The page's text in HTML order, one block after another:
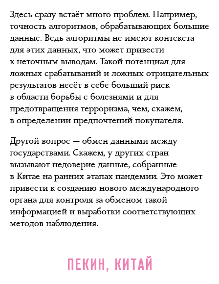
Здесь сразу встаёт много проблем. Например,
точность алгоритмов, обрабатывающих большие
данные. Ведь алгоритмы не имеют контекста
для этих данных, что может привести
к неточным выводам. Такой потенциал для
ложных срабатываний и ложных отрицательных
результатов несёт в себе больший риск
в области борьбы с болезнями и для
предотвращения терроризма, чем, скажем,
в определении предпочтений покупателя.
Другой вопрос — обмен данными между
государствами. Скажем, у других стран
вызывают недоверие данные, собранные
в Китае на ранних этапах пандемии. Это может
привести к созданию нового международного
органа для контроля за обменом такой
информацией и выработки соответствующих
методов наблюдения.
ПЕКИН, КИТАЙ